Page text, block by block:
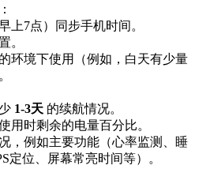
上7点）同步手机时间。
。
环境下使用（例如，白天有少量
1-3天 的续航情况。
用时剩余的电量百分比。
，例如主要功能（心率监测、睡
定位、屏幕常亮时间等）。